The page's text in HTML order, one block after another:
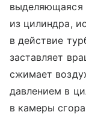
выделяющаяся
из цилиндра,
в действие
заставляет
сжимает
давлением в
в камеры